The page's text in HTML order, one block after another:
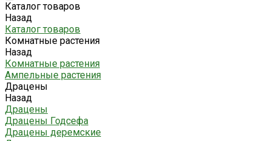
Каталог товаров
Назад
Каталог товаров
Комнатные растения
Назад
Комнатные растения
Ампельные растения
Драцены
Назад
Драцены
Драцены Годсефа
Драцены деремские